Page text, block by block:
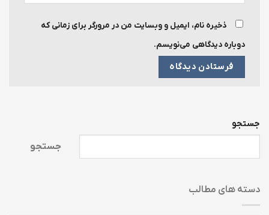
ذخیره نام، ایمیل و وبسایت من در مرورگر برای زمانی که
دوباره دیدگاهی می‌نویسم.
جستجو
جستجو
دسته های مطالب